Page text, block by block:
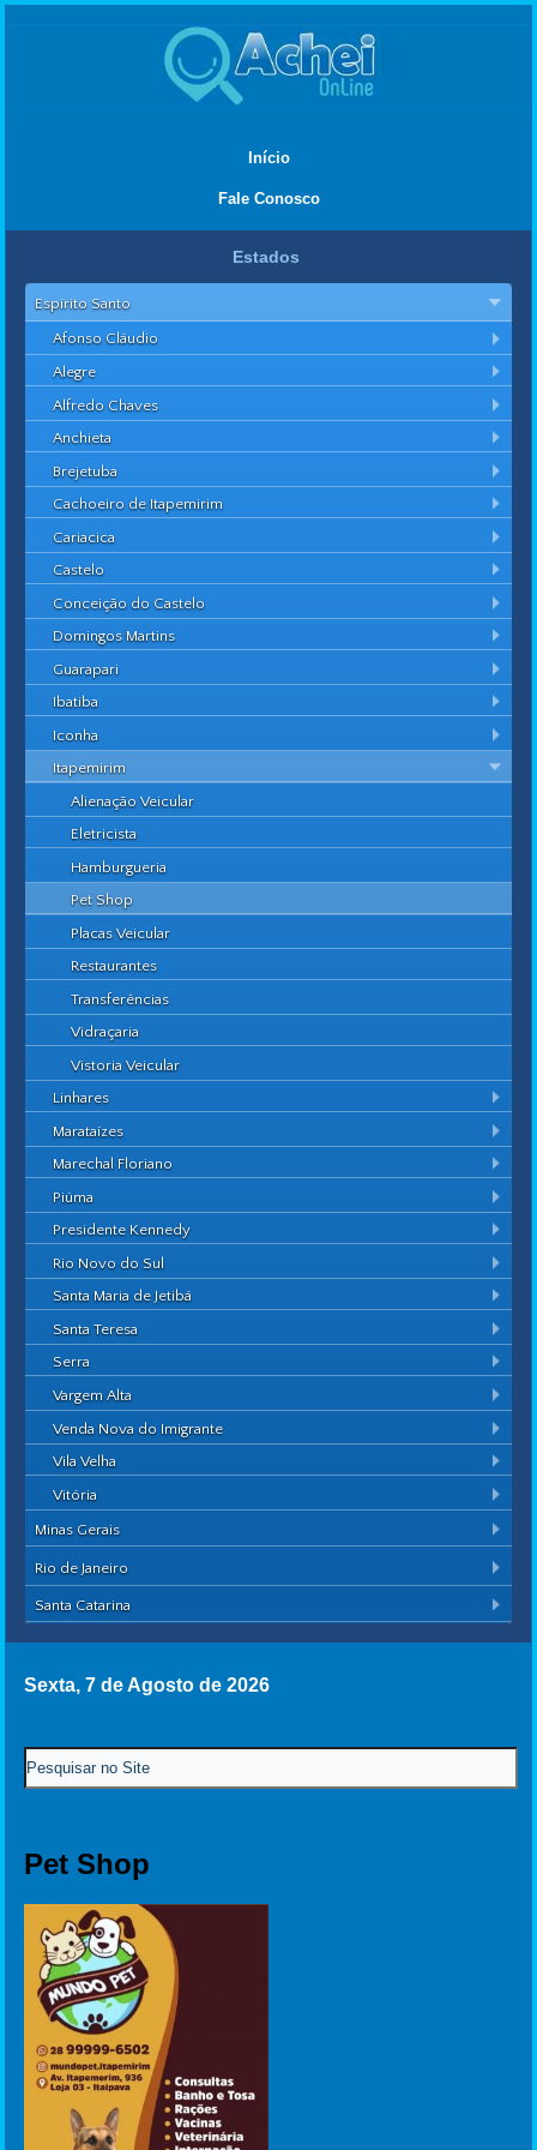
Início
Fale Conosco
Estados
Espírito Santo
Afonso Cláudio
Alegre
Alfredo Chaves
Anchieta
Brejetuba
Cachoeiro de Itapemirim
Cariacica
Castelo
Conceição do Castelo
Domingos Martins
Guarapari
Ibatiba
Iconha
Itapemirim
Alienação Veicular
Eletricista
Hamburgueria
Pet Shop
Placas Veicular
Restaurantes
Transferências
Vidraçaria
Vistoria Veicular
Linhares
Marataízes
Marechal Floriano
Piúma
Presidente Kennedy
Rio Novo do Sul
Santa Maria de Jetibá
Santa Teresa
Serra
Vargem Alta
Venda Nova do Imigrante
Vila Velha
Vitória
Minas Gerais
Rio de Janeiro
Santa Catarina
Sexta, 7 de Agosto de 2026
Pet Shop